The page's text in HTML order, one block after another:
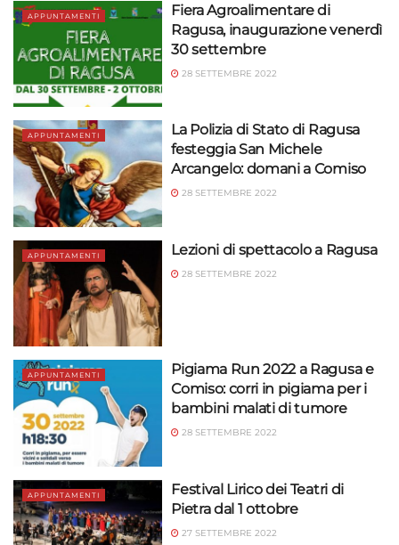
APPUNTAMENTI
Fiera Agroalimentare di
Ragusa, inaugurazione venerdì
30 settembre
28 SETTEMBRE 2022
APPUNTAMENTI
La Polizia di Stato di Ragusa
festeggia San Michele
Arcangelo: domani a Comiso
28 SETTEMBRE 2022
APPUNTAMENTI Lezioni di spettacolo a Ragusa
28 SETTEMBRE 2022
APPUNTAMENTI
Pigiama Run 2022 a Ragusa e
Comiso: corri in pigiama per i
bambini malati di tumore
28 SETTEMBRE 2022
APPUNTAMENTI
Festival Lirico dei Teatri di
Pietra dal 1 ottobre
27 SETTEMBRE 2022